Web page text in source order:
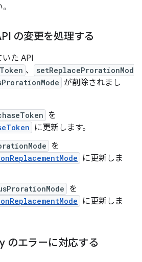
の変更を処理する
た API
、
setReplaceProrationMod
が削除されまし
を
に更新します。
を
に更新しま
を
に更新しま
のエラーに対応する